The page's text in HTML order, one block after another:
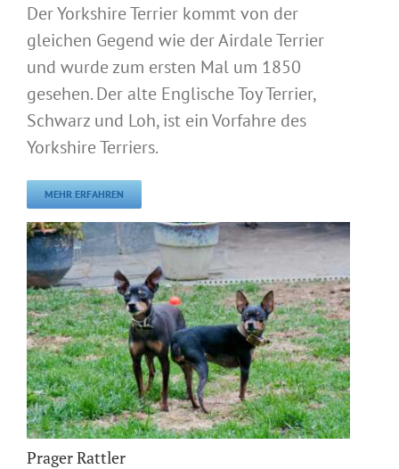
Der Yorkshire Terrier kommt von der
gleichen Gegend wie der Airdale Terrier
und wurde zum ersten Mal um 1850
gesehen. Der alte Englische Toy Terrier,
Schwarz und Loh, ist ein Vorfahre des
Yorkshire Terriers.
MEHR ERFAHREN
Prager Rattler